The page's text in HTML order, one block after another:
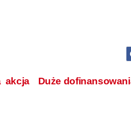
Duże
akcja